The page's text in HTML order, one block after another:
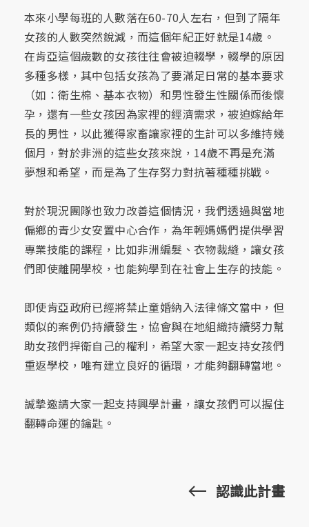
本來小學每班的人數落在60-70人左右，但到了隔年
女孩的人數突然銳減，而這個年紀正好就是14歲。
在肯亞這個歲數的女孩往往會被迫輟學，輟學的原因
多種多樣，其中包括女孩為了要滿足日常的基本要求
（如：衛生棉、基本衣物）和男性發生性關係而後懷
孕，還有一些女孩因為家裡的經濟需求，被迫嫁給年
長的男性，以此獲得家畜讓家裡的生計可以多維持幾
個月，對於非洲的這些女孩來說，14歲不再是充滿
夢想和希望，而是為了生存努力對抗著種種挑戰。
對於現況團隊也致力改善這個情況，我們透過與當地
偏鄉的青少女安置中心合作，為年輕媽媽們提供學習
專業技能的課程，比如非洲編髮、衣物裁縫，讓女孩
們即使離開學校，也能夠學到在社會上生存的技能。
即使肯亞政府已經將禁止童婚納入法律條文當中，但
類似的案例仍持續發生，協會與在地組織持續努力幫
助女孩們捍衛自己的權利，希望大家一起支持女孩們
重返學校，唯有建立良好的循環，才能夠翻轉當地。
誠摯邀請大家一起支持興學計畫，讓女孩們可以握住
翻轉命運的鑰匙。
認識此計畫